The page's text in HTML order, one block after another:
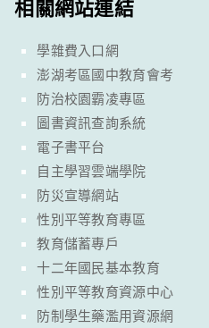
相關網站連結
學雜費入口網
澎湖考區國中教育會考
防治校園霸凌專區
圖書資訊查詢系統
電子書平台
自主學習雲端學院
防災宣導網站
性別平等教育專區
教育儲蓄專戶
十二年國民基本教育
性別平等教育資源中心
防制學生藥濫用資源網